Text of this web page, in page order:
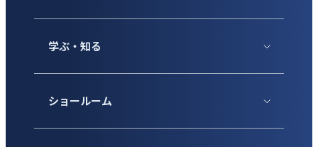
学ぶ・知る
ショールーム